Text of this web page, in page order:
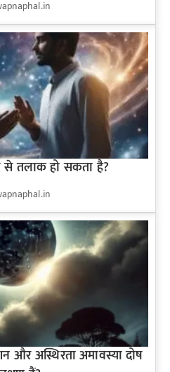
से तलाक हो सकता है?
और अस्थिरता अमावस्या दोष